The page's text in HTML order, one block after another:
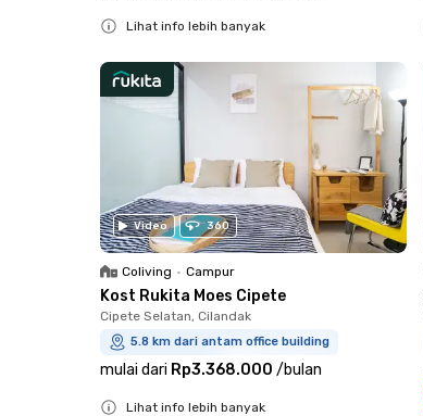
Lihat info lebih banyak
Video 360
Coliving • Campur
Kost Rukita Moes Cipete
Cipete Selatan, Cilandak
5.8 km dari antam office building
mulai dari Rp3.368.000 /bulan
Lihat info lebih banyak